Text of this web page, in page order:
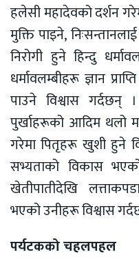
हलेसी महादेवको दर्शन
मुक्ति पाइने,
निरोगी हुने हिन्दु
धर्मावलम्बीहरू ज्ञान
पाउने विश्वास
पुर्खाहरूको आदिम थलो
गरेमा पितृहरू खुशी हुने
सभ्यताको विकास
खेतीपातीदेखि
भएको उनीहरू विश्वास
पर्यटकको चहलपहल